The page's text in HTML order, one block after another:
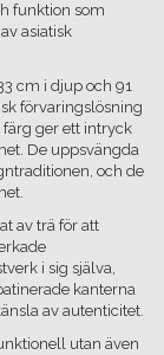
funktion som
asiatisk
cm i djup och 91
förvaringslösning
färg ger ett intryck
De uppsvängda
och de
av trä för att
i sig själva,
kanterna
av autenticitet.
utan även